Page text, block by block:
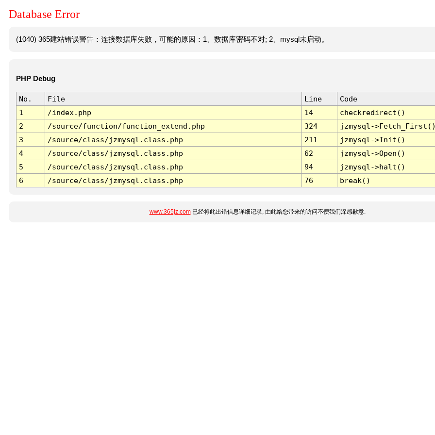
Database Error
(1040) 365建站错误警告：连接数据库失败，可能的原因：1、数据库密码不对; 2、mysql未启动。
PHP Debug
No. File Line
Code
1
/index.php 14
checkredirect()
2
/source/function/function_extend.php 324
jzmysql-
3
/source/class/jzmysql.class.php 211
jzmysql->Init()
4
/source/class/jzmysql.class.php 62
jzmysql->Open()
5
/source/class/jzmysql.class.php 94
jzmysql->halt()
6
/source/class/jzmysql.class.php 76 break()
www.365jz.com已经将此出错信息详细记录, 由此给您带来的访问不便我们深感歉意.